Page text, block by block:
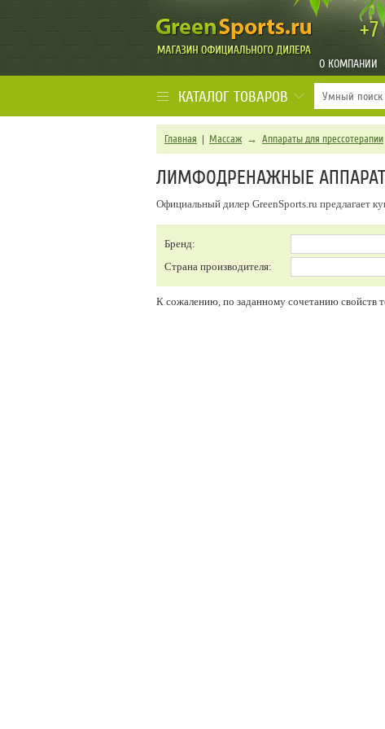
+7
О КОМПАНИИ
КАТАЛОГ ТОВАРОВ
Главная | Массаж→ Аппараты для прессотерапии
ЛИМФОДРЕНАЖНЫЕ
Официальный дилер GreenSports.ru предлагает
Бренд:
Страна производителя:
К сожалению, по заданному сочетанию свойств